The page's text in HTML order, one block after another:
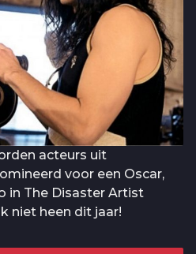
acteurs uit
voor een Oscar,
in The Disaster Artist
niet heen dit jaar!